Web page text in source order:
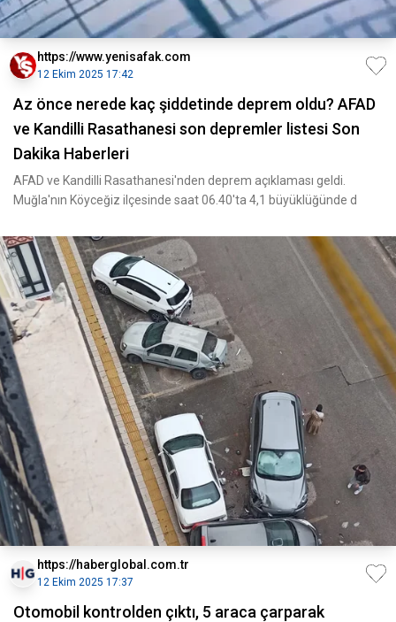
https://www.yenisafak.com
12 Ekim 2025 17:42
Az önce nerede kaç şiddetinde deprem oldu? AFAD
ve Kandilli Rasathanesi son depremler listesi Son
Dakika Haberleri
AFAD ve Kandilli Rasathanesi'nden deprem açıklaması geldi.
Muğla'nın Köyceğiz ilçesinde saat 06.40'ta 4,1 büyüklüğünde d
https://haberglobal.com.tr
12 Ekim 2025 17:37
Otomobil kontrolden çıktı, 5 araca çarparak